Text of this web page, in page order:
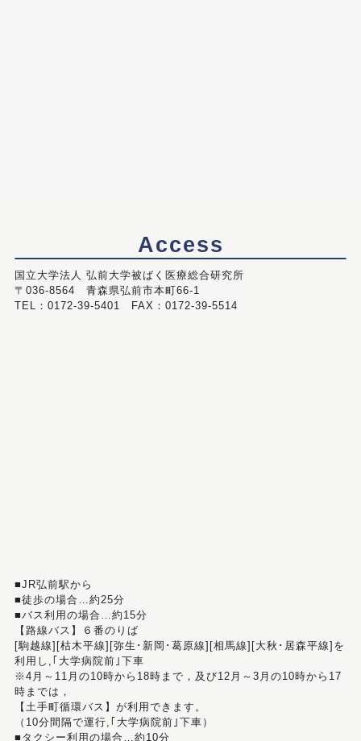
Access
国立大学法人 弘前大学被ばく医療総合研究所
〒036-8564 青森県弘前市本町66-1
TEL：0172-39-5401 FAX：0172-39-5514
■JR弘前駅から
■徒歩の場合…約25分
■バス利用の場合…約15分
【路線バス】６番のりば
[駒越線][枯木平線][弥生･新岡･葛原線][相馬線][大秋･居森平線]を
利用し,｢大学病院前｣下車
※4月～11月の10時から18時まで，及び12月～3月の10時から17
時までは，
【土手町循環バス】が利用できます。
（10分間隔で運行,｢大学病院前｣下車）
■タクシー利用の場合…約10分